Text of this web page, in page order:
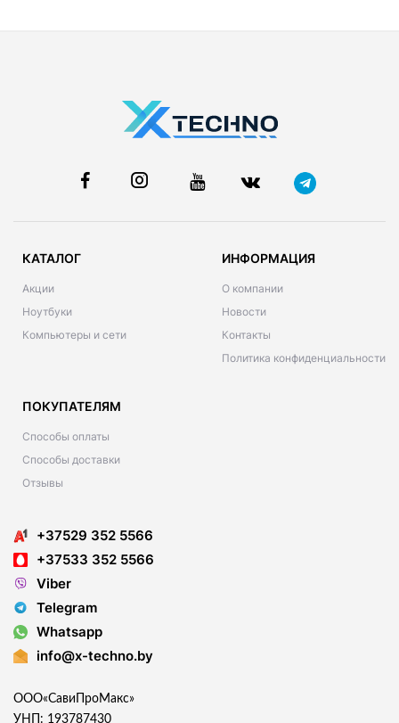
КАТАЛОГ
Акции
Ноутбуки
Компьютеры и сети
ИНФОРМАЦИЯ
О компании
Новости
Контакты
Политика конфиденциальности
ПОКУПАТЕЛЯМ
Способы оплаты
Способы доставки
Отзывы
+37529 352 5566
+37533 352 5566
Viber
Telegram
Whatsapp
info@x-techno.by
ООО«СавиПроМакс»
УНП: 193787430